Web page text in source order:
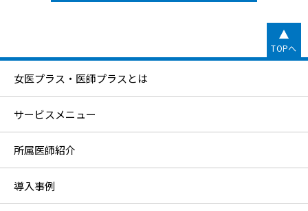
TOPへ
女医プラス・医師プラスとは
サービスメニュー
所属医師紹介
導入事例